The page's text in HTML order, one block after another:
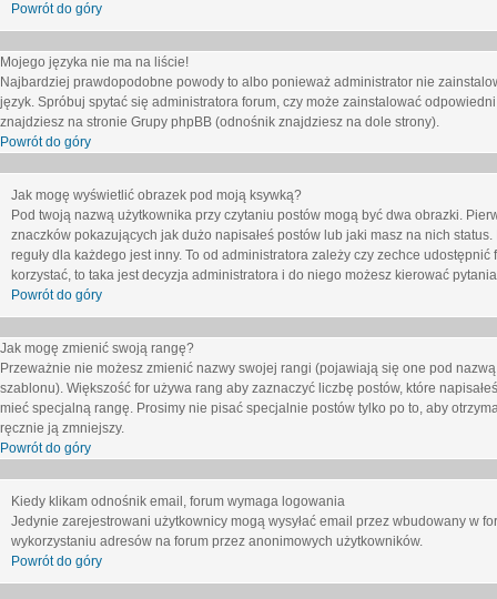
Powrót do góry
Mojego języka nie ma na liście!
Najbardziej prawdopodobne powody to albo ponieważ administrator nie
język. Spróbuj spytać się administratora forum, czy może zainstalować
znajdziesz na stronie Grupy phpBB (odnośnik znajdziesz na dole strony).
Powrót do góry
Jak mogę wyświetlić obrazek pod moją ksywką?
Pod twoją nazwą użytkownika przy czytaniu postów mogą być dwa obrazki.
znaczków pokazujących jak dużo napisałeś postów lub jaki masz na nich
reguły dla każdego jest inny. To od administratora zależy czy zechce
korzystać, to taka jest decyzja administratora i do niego możesz kierować
Powrót do góry
Jak mogę zmienić swoją rangę?
Przeważnie nie możesz zmienić nazwy swojej rangi (pojawiają się one pod
szablonu). Większość for używa rang aby zaznaczyć liczbę postów, które
mieć specjalną rangę. Prosimy nie pisać specjalnie postów tylko po to, aby
ręcznie ją zmniejszy.
Powrót do góry
Kiedy klikam odnośnik email, forum wymaga logowania
Jedynie zarejestrowani użytkownicy mogą wysyłać email przez wbudowany w
wykorzystaniu adresów na forum przez anonimowych użytkowników.
Powrót do góry